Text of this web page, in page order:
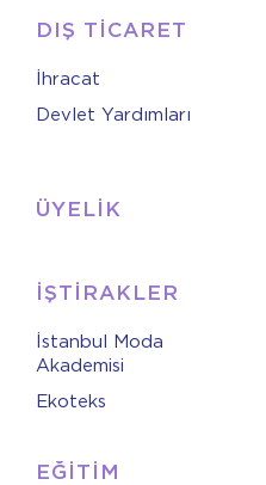
DIŞ TİCARET
İhracat
Devlet Yardımları
ÜYELİK
İŞTİRAKLER
İstanbul Moda
Akademisi
Ekoteks
EĞİTİM